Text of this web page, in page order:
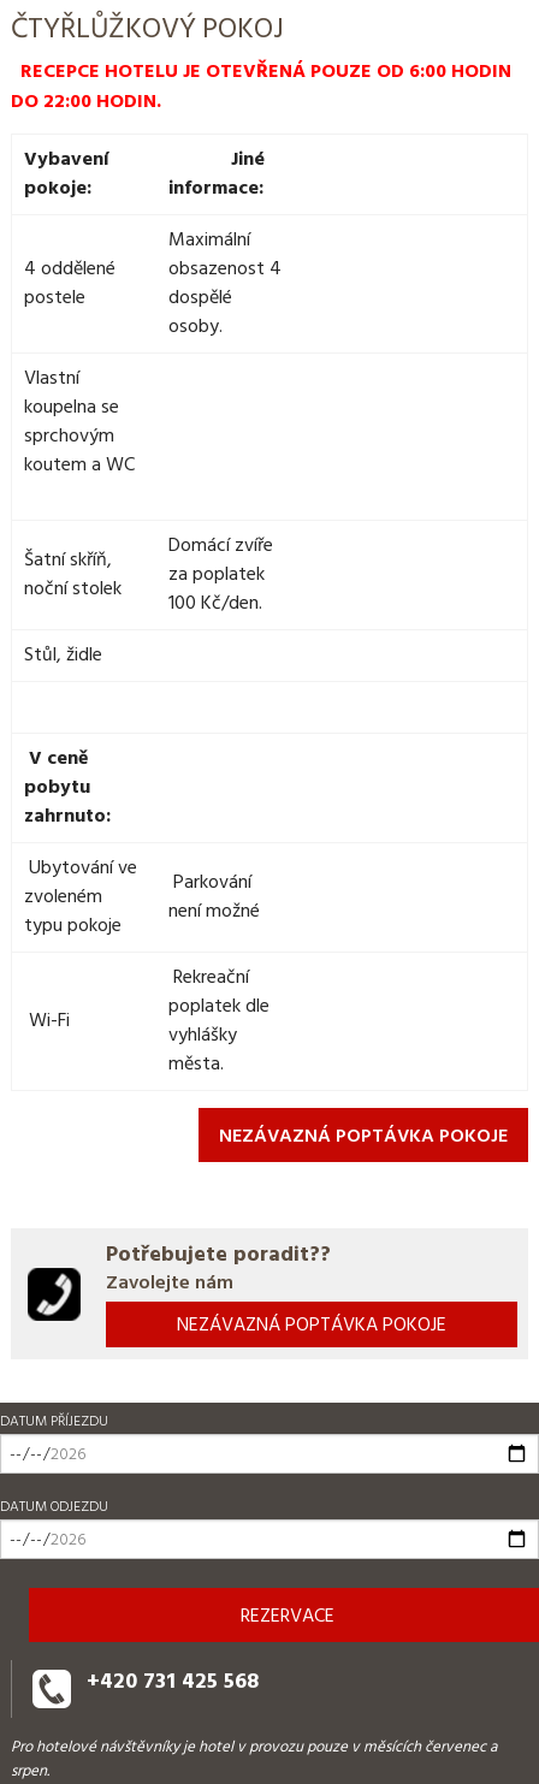
ČTYŘLŮŽKOVÝ POKOJ
RECEPCE HOTELU JE OTEVŘENÁ POUZE OD 6:00 HODIN
DO 22:00 HODIN.
Vybavení
pokoje:
Jiné
informace:
4 oddělené
postele
Maximální
obsazenost 4
dospělé
osoby.
Vlastní
koupelna se
sprchovým
koutem a WC
Šatní skříň,
noční stolek
Domácí zvíře
za poplatek
100 Kč/den.
Stůl, židle
V ceně
pobytu
zahrnuto:
Ubytování ve
zvoleném
typu pokoje
Parkování
není možné
Wi-Fi
Rekreační
poplatek dle
vyhlášky
města.
NEZÁVAZNÁ POPTÁVKA POKOJE
Potřebujete poradit??
Zavolejte nám
NEZÁVAZNÁ POPTÁVKA POKOJE
DATUM PŘÍJEZDU
DATUM ODJEZDU
+420 731 425 568
Pro hotelové návštěvníky je hotel v provozu pouze v měsících červenec a
srpen.